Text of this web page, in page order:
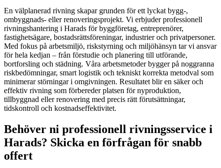
En välplanerad rivning skapar grunden för ett lyckat bygg-,
ombyggnads- eller renoveringsprojekt. Vi erbjuder professionell
rivningshantering i Harads för byggföretag, entreprenörer,
fastighetsägare, bostadsrättsföreningar, industrier och privatpersoner.
Med fokus på arbetsmiljö, riskstyrning och miljöhänsyn tar vi ansvar
för hela kedjan – från förstudie och planering till utförande,
bortforsling och städning. Våra arbetsmetoder bygger på noggranna
riskbedömningar, smart logistik och tekniskt korrekta metodval som
minimerar störningar i omgivningen. Resultatet blir en säker och
effektiv rivning som förbereder platsen för nyproduktion,
tillbyggnad eller renovering med precis rätt förutsättningar,
tidskontroll och kostnadseffektivitet.
Behöver ni professionell rivningsservice i
Harads? Skicka en förfrågan för snabb
offert